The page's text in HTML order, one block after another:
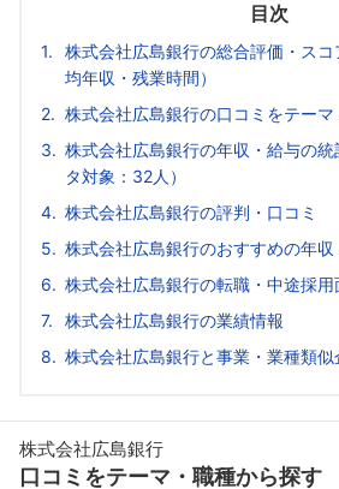
目次
株式会社広島銀行の総合評価・ス
均年収・残業時間）
株式会社広島銀行の口コミをテー
株式会社広島銀行の年収・給与の
タ対象：32人）
株式会社広島銀行の評判・口コミ
株式会社広島銀行のおすすめの年収
株式会社広島銀行の転職・中途採用
株式会社広島銀行の業績情報
株式会社広島銀行と事業・業種類似
株式会社広島銀行
口コミをテーマ・職種から探す